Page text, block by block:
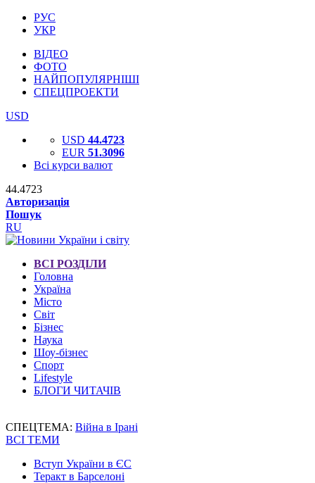
РУС
УКР
ВІДЕО
ФОТО
НАЙПОПУЛЯРНІШІ
СПЕЦПРОЕКТИ
USD
USD 44.4723
EUR 51.3096
Всі курси валют
44.4723
Авторизація
Пошук
RU
ВСІ РОЗДІЛИ
Головна
Україна
Місто
Світ
Бізнес
Наука
Шоу-бізнес
Спорт
Lifestyle
БЛОГИ ЧИТАЧІВ
СПЕЦТЕМА: Війна в Ірані
ВСІ ТЕМИ
Вступ України в ЄС
Теракт в Барселоні